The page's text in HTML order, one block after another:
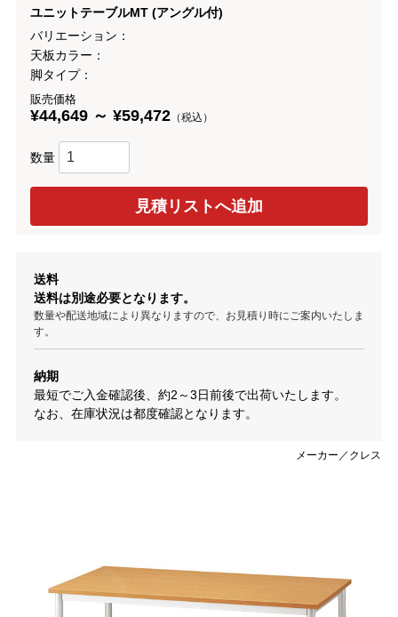
メーカー／クレス
ユニットテーブルMT (アングル付)
バリエーション：
天板カラー：
脚タイプ：
販売価格
¥44,649 ～ ¥59,472（税込）
数量
送料
送料は別途必要となります。
数量や配送地域により異なりますので、お見積り時にご案内いたしま
す。
納期
最短でご入金確認後、約2～3日前後で出荷いたします。
なお、在庫状況は都度確認となります。